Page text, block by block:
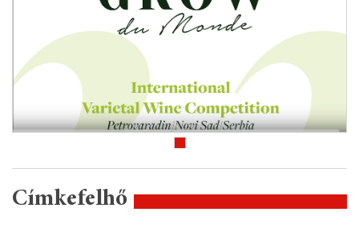
Címkefelhő